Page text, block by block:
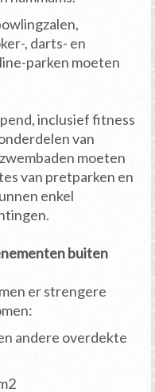
, darts- en
parken moeten
inclusief fitness
van
moeten
van pretparken en
enkel
buiten
er strengere
andere overdekte